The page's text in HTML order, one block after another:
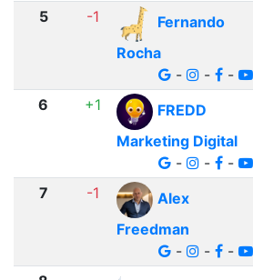
5 -1
Fernando
Rocha
-
- -
6 +1
FREDD
Marketing Digital
-
- -
7 -1
Alex
Freedman
-
- -